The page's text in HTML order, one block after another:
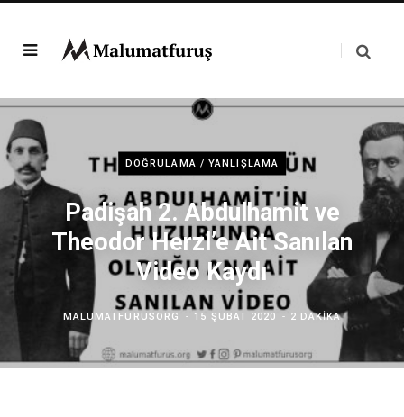
DOĞRULAMA / YANLIŞLAMA
Padişah 2. Abdulhamit ve
Theodor Herzl’e Ait Sanılan
Video Kaydı
MALUMATFURUSORG 15 ŞUBAT 2020 2 DAKIKA